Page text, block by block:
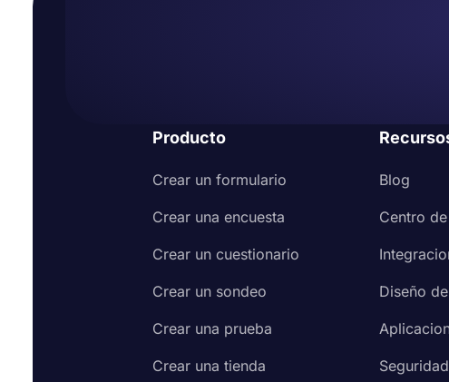
Producto
Crear un formulario
Crear una encuesta
Crear un cuestionario
Crear un sondeo
Crear una prueba
Crear una tienda
Blog
Centro
Diseño
Seguridad